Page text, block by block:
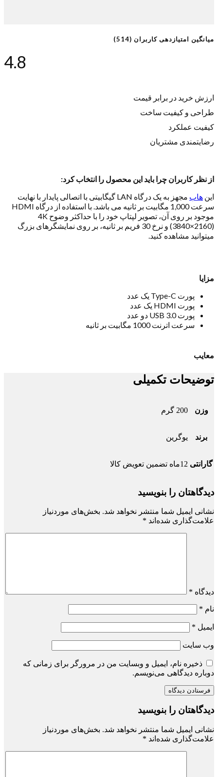
میانگین امتیازدهی کاربران (514)
4.8
ارزش خرید در برابر قیمت
طراحی و کیفیت ساخت
کیفیت عملکرد
رضایتمندی مشتریان
از نظر کاربران چرا باید این محصول را انتخاب کرد:
این هاب
مجهز به یک درگاه LAN گیگابیتی با اتصالی پایدار با نهایت
سرعت 1,000 مگابیت بر ثانیه می باشد. با استفاده از درگاه HDMI
موجود بر روی آن، تصویر لپتاپ خود را با حداکثر وضوح 4K
(3840×2160) و نرخ 30 فریم بر ثانیه، بر روی نمایشگرهای بزرگ
میتوانید مشاهده کنید.
مزایا
پورت Type-C یک عدد
پورت HDMI یک عدد
پورت USB 3.0 دو عدد
سرعت اترنت 1000 مگابیت بر ثانیه
معایب
توضیحات تکمیلی
وزن 200 گرم
برند یوگرین
گارانتی 12ماه تضمین تعویض کالا
دیدگاهتان را بنویسید
نشانی ایمیل شما منتشر نخواهد شد. بخش‌های موردنیاز
علامت‌گذاری شده‌اند *
دیدگاه *
نام *
ایمیل *
وب‌ سایت
ذخیره نام، ایمیل و وبسایت من در مرورگر برای زمانی که
دوباره دیدگاهی می‌نویسم.
دیدگاهتان را بنویسید
نشانی ایمیل شما منتشر نخواهد شد. بخش‌های موردنیاز
علامت‌گذاری شده‌اند *